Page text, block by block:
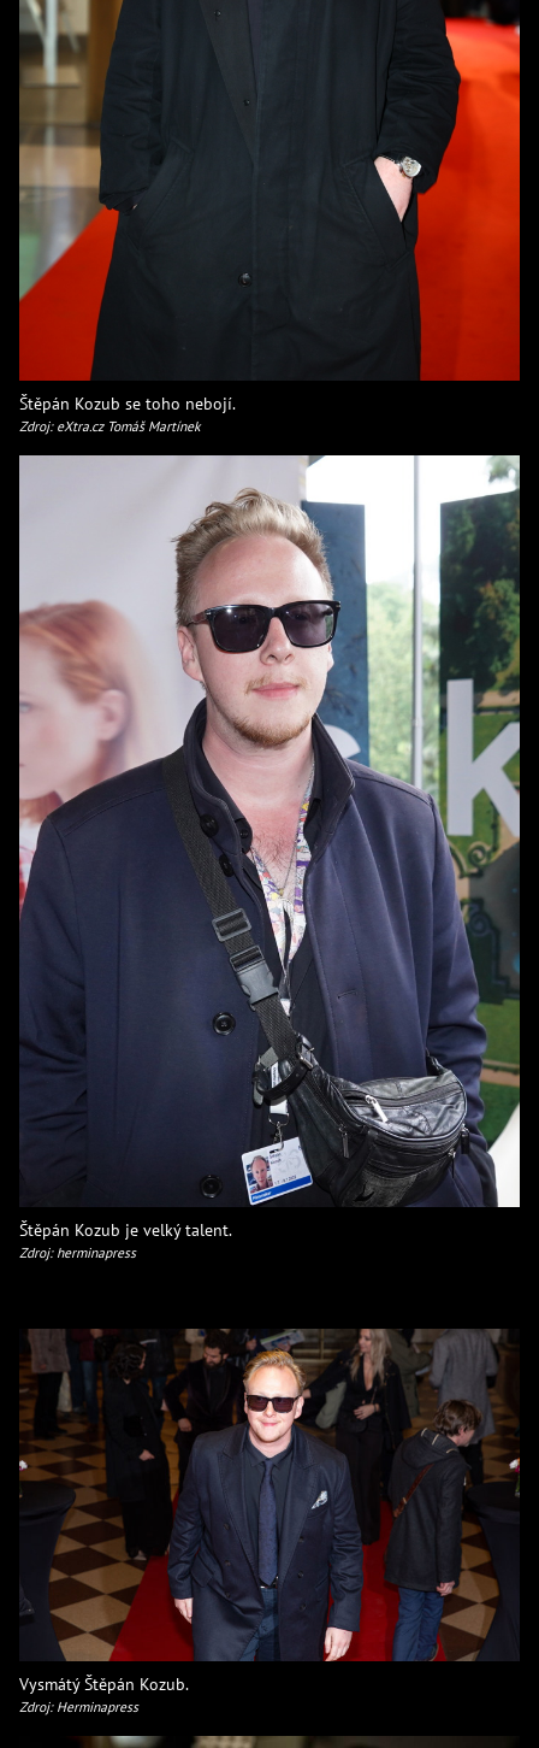
Štěpán Kozub se toho nebojí.
Zdroj: eXtra.cz Tomáš Martínek
Štěpán Kozub je velký talent.
Zdroj: herminapress
Vysmátý Štěpán Kozub.
Zdroj: Herminapress